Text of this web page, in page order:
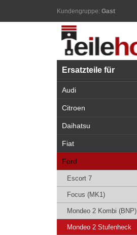
Kundengruppe: Gast
Ersatzteile für
Audi
Citroen
Daihatsu
Fiat
Ford
Escort 7
Focus (MK1)
Mondeo 2 Kombi (BNP)
Mondeo 2 Stufenheck